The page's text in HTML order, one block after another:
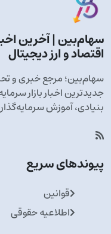
سهام‌بین | آخرین
اقتصاد و ارز دیجیتال
سهام‌بین؛ مرجع خبری و
جدیدترین اخبار بازار
بنیادی، آموزش
پیوندهای سریع
قوانین
اطلاعیه حقوقی